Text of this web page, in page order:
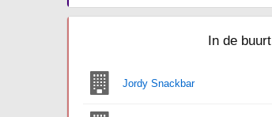
In de buurt
Jordy Snackbar